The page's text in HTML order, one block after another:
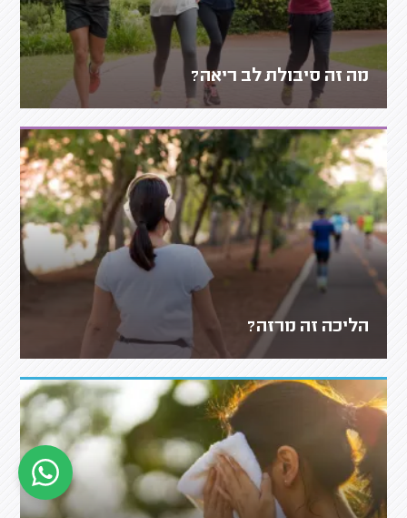
מה זה סיבולת לב ריאה?
הליכה זה מרזה?